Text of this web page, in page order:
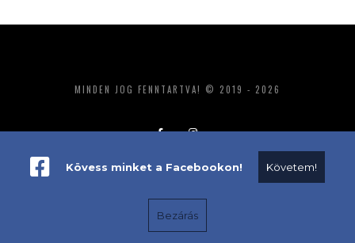
MINDEN JOG FENNTARTVA! © 2019 - 2026
ADATKEZELÉS IMPRESSZUM MÉDIAAJÁNLAT
Kövess minket a Facebookon! Követem!
Bezárás